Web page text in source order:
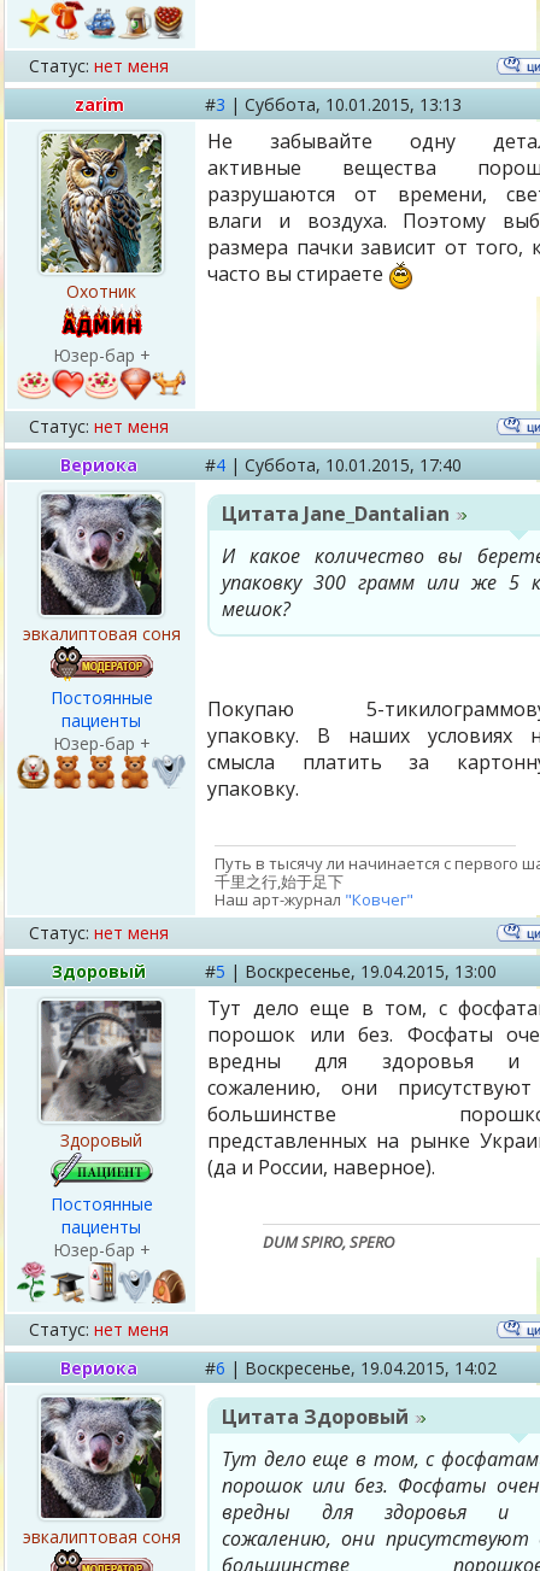
Статус: нет меня
zarim
#3 | Суббота, 10.01.2015, 13:13
Охотник
Юзер-бар +
Не забывайте одну
активные вещества
разрушаются от времени,
влаги и воздуха. Поэтому
размера пачки зависит от того,
часто вы стираете
Статус: нет меня
Вериока
#4 | Суббота, 10.01.2015, 17:40
эвкалиптовая соня
Постоянные
пациенты
Юзер-бар +
Цитата Jane_Dantalian
И какое количество вы
упаковку 300 грамм или же 5
мешок?
Покупаю 5-
упаковку. В наших условиях
смысла платить за
упаковку.
Путь в тысячу ли начинается с первого
千里之行,始于足下
Наш арт-журнал "Ковчег"
Статус: нет меня
Здоровый
#5 | Воскресенье, 19.04.2015, 13:00
Здоровый
Постоянные
пациенты
Юзер-бар +
Тут дело еще в том, с
порошок или без. Фосфаты
вредны для здоровья
сожалению, они
большинстве
представленных на рынке
(да и России, наверное).
DUM SPIRO, SPERO
Статус: нет меня
Вериока
#6 | Воскресенье, 19.04.2015, 14:02
эвкалиптовая соня
Цитата Здоровый
Тут дело еще в том, с
порошок или без. Фосфаты
вредны для здоровья и
сожалению, они присутствуют
большинстве